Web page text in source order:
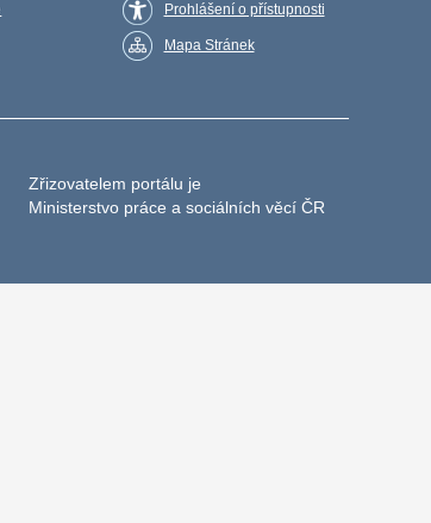
Prohlášení o přístupnosti
Mapa Stránek
Zřizovatelem portálu je
Ministerstvo práce a sociálních věcí ČR